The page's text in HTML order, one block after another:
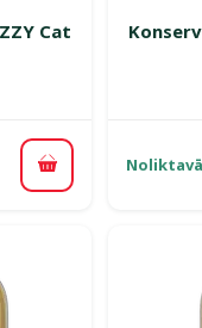
Cat
Pievienot grozam
Noliktavā